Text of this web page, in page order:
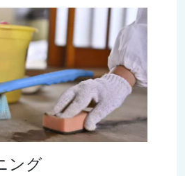
ング